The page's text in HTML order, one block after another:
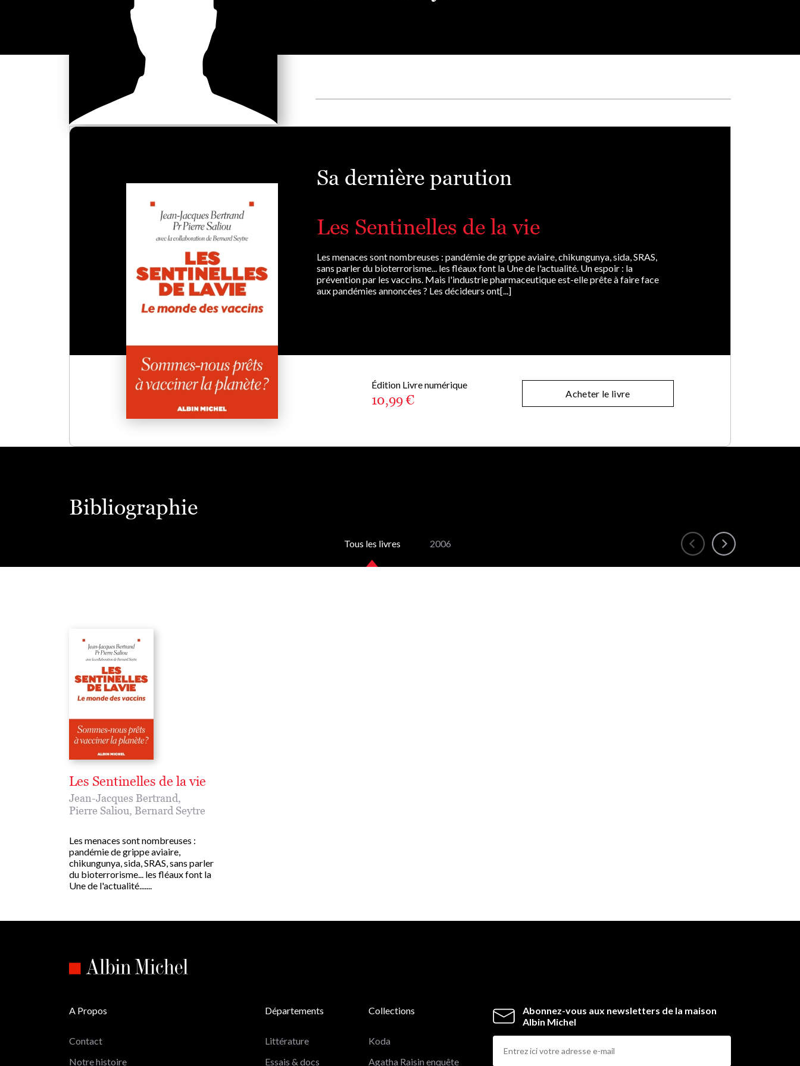
Sa dernière parution
Les Sentinelles de la vie
Les menaces sont nombreuses : pandémie de grippe aviaire, chikungunya, sida, SRAS,
sans parler du bioterrorisme... les fléaux font la Une de l'actualité. Un espoir : la
prévention par les vaccins. Mais l'industrie pharmaceutique est-elle prête à faire face
aux pandémies annoncées ? Les décideurs ont[...]
Édition Livre numérique
10,99 € Acheter le livre
Bibliographie
Tous les livres 2006
Les Sentinelles de la vie
Jean-Jacques Bertrand,
Pierre Saliou, Bernard Seytre
Les menaces sont nombreuses :
pandémie de grippe aviaire,
chikungunya, sida, SRAS, sans parler
du bioterrorisme... les fléaux font la
Une de l'actualité.......
Abonnez-vous aux newsletters de la maison
Albin Michel
A Propos
Contact
Notre histoire
Départements
Littérature
Essais & docs
Collections
Koda
Agatha Raisin enquête